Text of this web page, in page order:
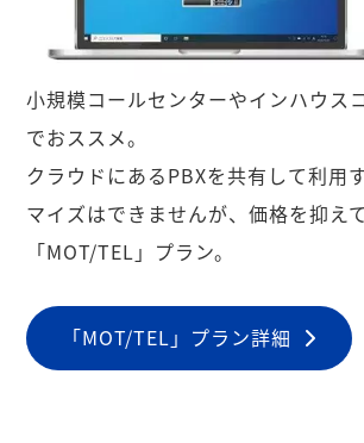
小規模コールセンターやインハウス
でおススメ。
クラウドにあるPBXを共有して利用
マイズはできませんが、価格を抑え
「MOT/TEL」プラン。
「MOT/TEL」プラン詳細